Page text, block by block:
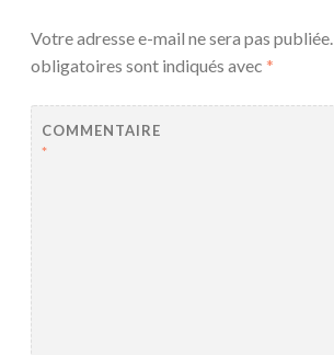
Votre adresse e-mail ne sera pas publiée.
obligatoires sont indiqués avec *
COMMENTAIRE
*